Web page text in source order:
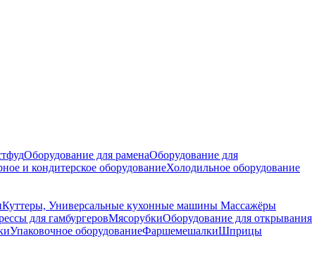
Оборудование для раменаОборудование для
и кондитерское оборудованиеХолодильное оборудование
Куттеры, Универсальные кухонные машины Массажёры
для гамбургеровМясорубкиОборудование для открывания
Упаковочное оборудованиеФаршемешалкиШприцы